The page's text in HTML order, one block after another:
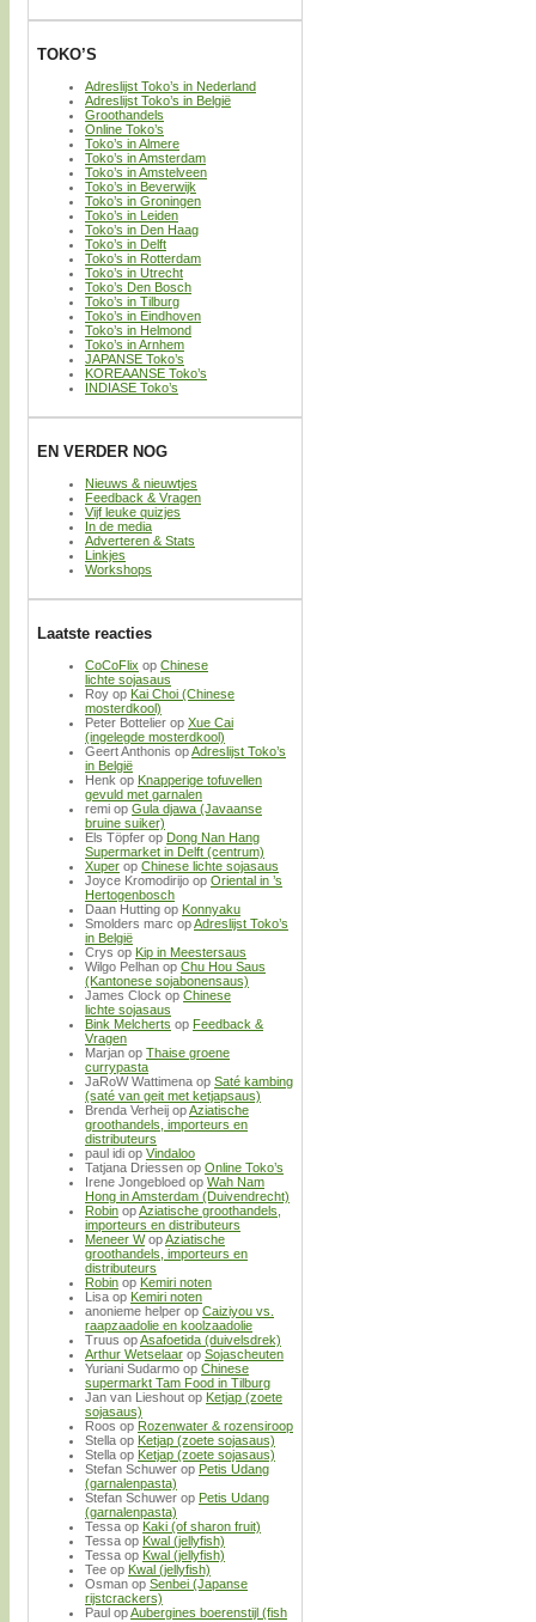
TOKO’S
Adreslijst Toko’s in Nederland
Adreslijst Toko’s in België
Groothandels
Online Toko’s
Toko’s in Almere
Toko’s in Amsterdam
Toko’s in Amstelveen
Toko’s in Beverwijk
Toko’s in Groningen
Toko’s in Leiden
Toko’s in Den Haag
Toko’s in Delft
Toko’s in Rotterdam
Toko’s in Utrecht
Toko’s Den Bosch
Toko’s in Tilburg
Toko’s in Eindhoven
Toko’s in Helmond
Toko’s in Arnhem
JAPANSE Toko’s
KOREAANSE Toko’s
INDIASE Toko’s
EN VERDER NOG
Nieuws & nieuwtjes
Feedback & Vragen
Vijf leuke quizjes
In de media
Adverteren & Stats
Linkjes
Workshops
Laatste reacties
CoCoFlix op Chinese
lichte sojasaus
Roy op Kai Choi (Chinese
mosterdkool)
Peter Bottelier op Xue Cai
(ingelegde mosterdkool)
Geert Anthonis opAdreslijst Toko’s
in België
Henk op Knapperige tofuvellen
gevuld met garnalen
remi op Gula djawa (Javaanse
bruine suiker)
Els Töpfer op Dong Nan Hang
Supermarket in Delft (centrum)
Xuper op Chinese lichte sojasaus
Joyce Kromodirijo op Oriental in ’s
Hertogenbosch
Daan Hutting op Konnyaku
Smolders marc opAdreslijst Toko’s
in België
Crys op Kip in Meestersaus
Wilgo Pelhan op Chu Hou Saus
(Kantonese sojabonensaus)
James Clock op Chinese
lichte sojasaus
Bink Melcherts op Feedback &
Vragen
Marjan op Thaise groene
currypasta
JaRoW Wattimena op Saté kambing
(saté van geit met ketjapsaus)
Brenda Verheij opAziatische
groothandels, importeurs en
distributeurs
paul idi op Vindaloo
Tatjana Driessen op Online Toko’s
Irene Jongebloed op Wah Nam
Hong in Amsterdam (Duivendrecht)
Robin opAziatische groothandels,
importeurs en distributeurs
Meneer WopAziatische
groothandels, importeurs en
distributeurs
Robin op Kemiri noten
Lisa op Kemiri noten
anonieme helper op Caiziyou vs.
raapzaadolie en koolzaadolie
Truus opAsafoetida (duivelsdrek)
Arthur Wetselaar op Sojascheuten
Yuriani Sudarmo op Chinese
supermarkt Tam Food in Tilburg
Jan van Lieshout op Ketjap (zoete
sojasaus)
Roos op Rozenwater & rozensiroop
Stella op Ketjap (zoete sojasaus)
Stella op Ketjap (zoete sojasaus)
Stefan Schuwer op Petis Udang
(garnalenpasta)
Stefan Schuwer op Petis Udang
(garnalenpasta)
Tessa op Kaki (of sharon fruit)
Tessa op Kwal (jellyfish)
Tessa op Kwal (jellyfish)
Tee op Kwal (jellyfish)
Osman op Senbei (Japanse
rijstcrackers)
Paul opAubergines boerenstijl (fish